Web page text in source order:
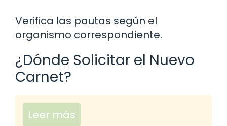
Verifica las pautas según el
organismo correspondiente.
¿Dónde Solicitar el Nuevo
Carnet?
Leer más